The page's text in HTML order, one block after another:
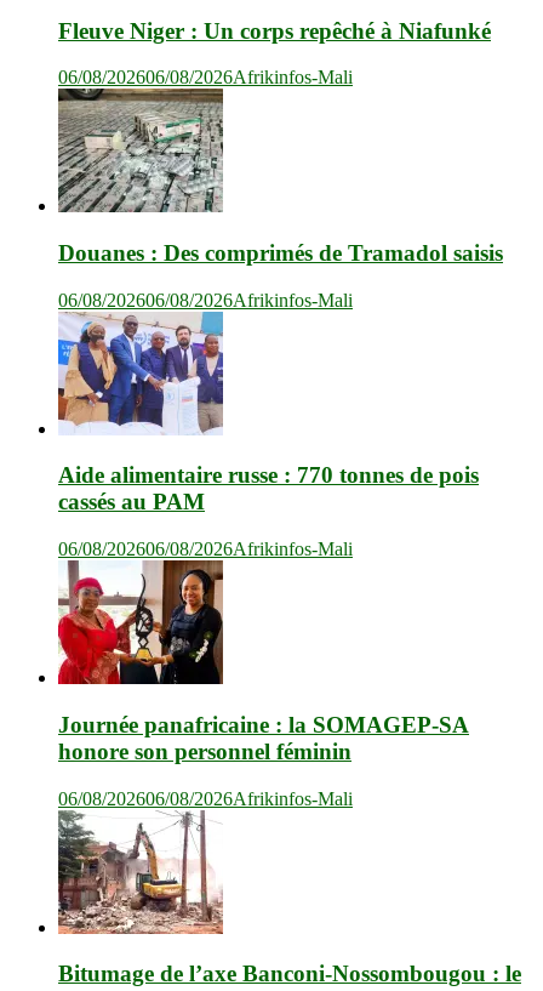
Fleuve Niger : Un corps repêché à Niafunké
06/08/202606/08/2026Afrikinfos-Mali
Douanes : Des comprimés de Tramadol saisis
06/08/202606/08/2026Afrikinfos-Mali
Aide alimentaire russe : 770 tonnes de pois
cassés au PAM
06/08/202606/08/2026Afrikinfos-Mali
Journée panafricaine : la SOMAGEP-SA
honore son personnel féminin
06/08/202606/08/2026Afrikinfos-Mali
Bitumage de l’axe Banconi-Nossombougou : le